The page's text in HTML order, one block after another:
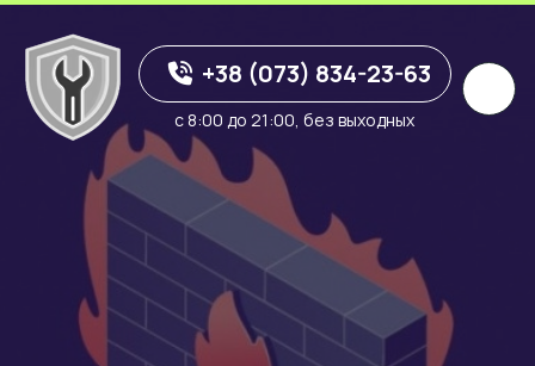
+38 (073) 834-23-63
с 8:00 до 21:00, без выходных